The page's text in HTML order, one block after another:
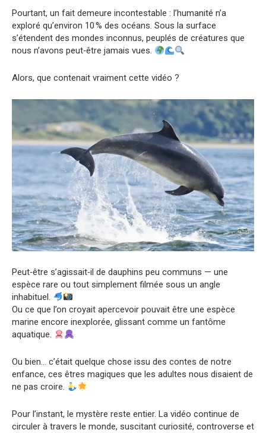
Pourtant, un fait demeure incontestable : l’humanité n’a
exploré qu’environ 10 % des océans. Sous la surface
s’étendent des mondes inconnus, peuplés de créatures que
nous n’avons peut‑être jamais vues.
Alors, que contenait vraiment cette vidéo ?
Peut‑être s’agissait‑il de dauphins peu communs — une
espèce rare ou tout simplement filmée sous un angle
inhabituel.
Ou ce que l’on croyait apercevoir pouvait être une espèce
marine encore inexplorée, glissant comme un fantôme
aquatique.
Ou bien… c’était quelque chose issu des contes de notre
enfance, ces êtres magiques que les adultes nous disaient de
ne pas croire.
Pour l’instant, le mystère reste entier. La vidéo continue de
circuler à travers le monde, suscitant curiosité, controverse et